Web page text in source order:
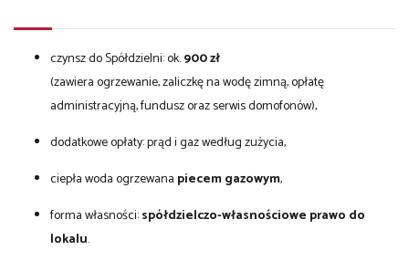
czynsz do Spółdzielni: ok.900 zł
(zawiera ogrzewanie, zaliczkę na wodę zimną, opłatę
administracyjną, fundusz oraz serwis domofonów),
dodatkowe opłaty: prąd i gaz według zużycia,
ciepła woda ogrzewana piecem gazowym,
forma własności:spółdzielczo-własnościowe prawo do
lokalu.